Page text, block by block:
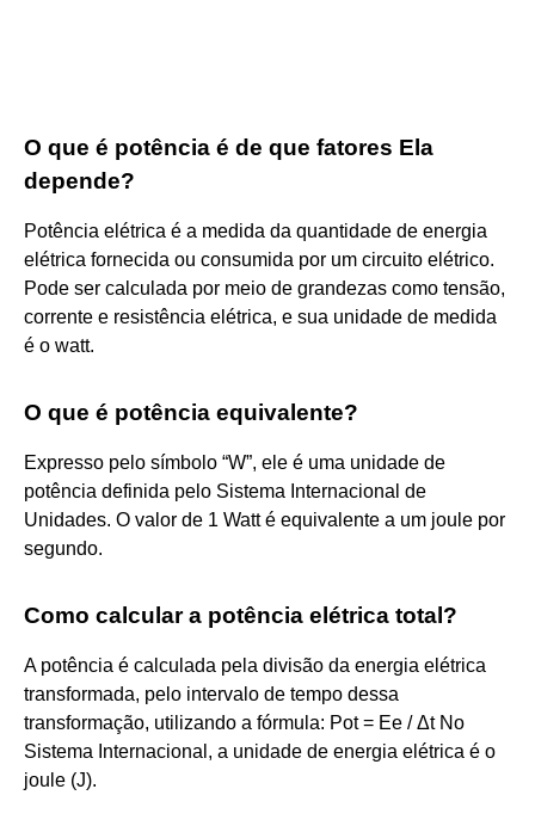
O que é potência é de que fatores Ela
depende?
Potência elétrica é a medida da quantidade de energia
elétrica fornecida ou consumida por um circuito elétrico.
Pode ser calculada por meio de grandezas como tensão,
corrente e resistência elétrica, e sua unidade de medida
é o watt.
O que é potência equivalente?
Expresso pelo símbolo “W”, ele é uma unidade de
potência definida pelo Sistema Internacional de
Unidades. O valor de 1 Watt é equivalente a um joule por
segundo.
Como calcular a potência elétrica total?
A potência é calculada pela divisão da energia elétrica
transformada, pelo intervalo de tempo dessa
transformação, utilizando a fórmula: Pot = Ee / Δt No
Sistema Internacional, a unidade de energia elétrica é o
joule (J).